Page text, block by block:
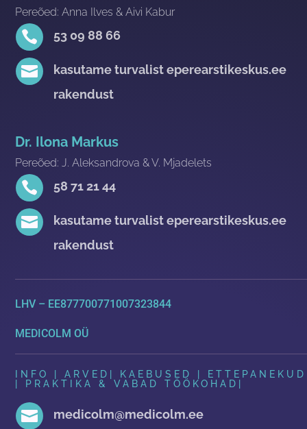
Pereõed: Anna Ilves & Aivi Kabur
 53 09 88 66

kasutame turvalist eperearstikeskus.ee
rakendust
Dr. Ilona Markus
Pereõed: J. Aleksandrova & V. Mjadelets
 58 71 21 44

kasutame turvalist eperearstikeskus.ee
rakendust
LHV – EE877700771007323844
MEDICOLM OÜ
INFO | ARVED
KAEBUSED | ETTEPANEKUD
| PRAKTIKA & VABAD TÖÖKOHAD
 medicolm@medicolm.ee